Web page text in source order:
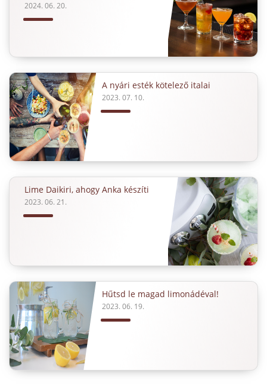
2024. 06. 20.
A nyári esték kötelező italai
2023. 07. 10.
Lime Daikiri, ahogy Anka készíti
2023. 06. 21.
Hűtsd le magad limonádéval!
2023. 06. 19.